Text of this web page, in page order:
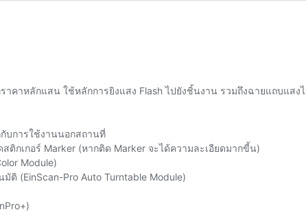
าคาหลักแสน ใช้หลักการยิงแสง Flash ไปยังชิ้นงาน รวมถึงฉายแถบแส
บการใช้งานนอกสถานที่
ติกเกอร์ Marker (หากติด Marker จะได้ความละเอียดมากขี้น)
Module)
(EinScan-Pro Auto Turntable Module)